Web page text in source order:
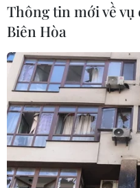
Trung Quốc-Việt
hướng lớn phát
16/12/2018 11:49
Hội đàm Phó Thủ
Bình Minh, Bộ trưởng
nước này sẵn sàng
phương hướng lớn phát
Thông tin mới về vụ
Biên Hòa